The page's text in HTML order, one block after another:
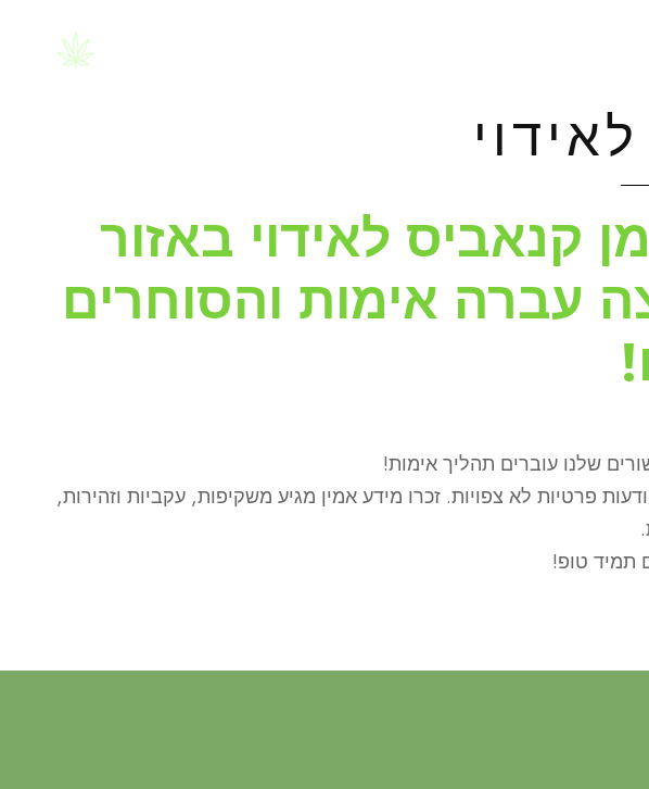
קנאביס לאידוי באזור
עברה אימות והסוחרים
שלנו עוברים תהליך אימות!
פרטיות לא צפויות. זכרו מידע אמין מגיע משקיפות, עקביות וזהירות,
תמיד טופ!